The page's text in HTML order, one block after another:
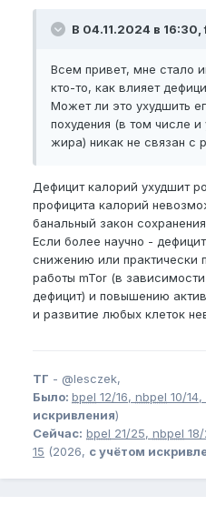
В 04.11.2024 в 16:30,
Всем привет, мне стало
кто-то, как влияет
Может ли это ухудшить
похудения (в том числе
жира) никак не связан с
Дефицит калорий ухудшит
профицита калорий
банальный закон
Если более научно -
снижению или практически
работы mTor (в
дефицит) и повышению
и развитие любых клеток
ТГ - @lesczek,
Было: bpel 12/16, nbpel 10/14,
искривления)
Сейчас: bpel 21/25, nbpel
15 (2026, с учётом